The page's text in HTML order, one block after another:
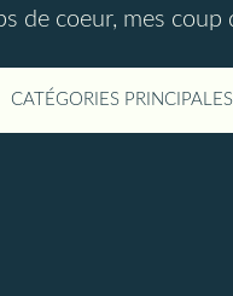
de coeur, mes
CATÉGORIES PRINCIPALES